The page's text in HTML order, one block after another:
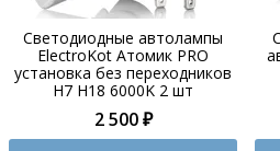
Светодиодные автолампы
ElectroKot Атомик PRO
установка без переходников
H7 H18 6000K 2 шт
2 500 ₽